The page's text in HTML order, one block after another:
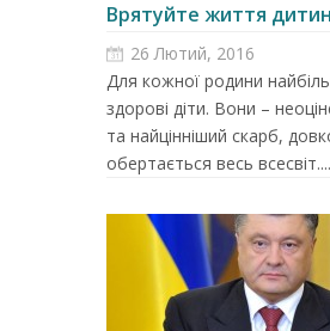
Врятуйте життя
26 Лютий, 2016
Для кожної родини
здорові діти. Вони –
та найцінніший скарб,
обертається весь всесвіт....